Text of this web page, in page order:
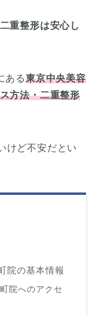
重整形は安心し
ある東京中央美容
方法・二重整形
けど不安だとい
院の基本情報
院へのアクセ